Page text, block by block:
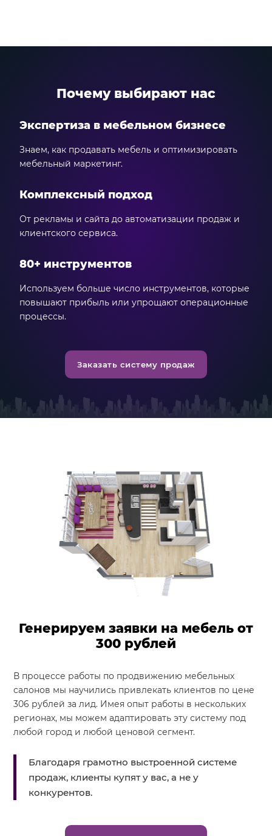
Почему выбирают нас
Экспертиза в мебельном бизнесе
Знаем, как продавать мебель и оптимизировать
мебельный маркетинг.
Комплексный подход
От рекламы и сайта до автоматизации продаж и
клиентского сервиса.
80+ инструментов
Используем больше число инструментов, которые
повышают прибыль или упрощают операционные
процессы.
Заказать систему продаж
Генерируем заявки на мебель от
300 рублей
В процессе работы по продвижению мебельных
салонов мы научились привлекать клиентов по цене
306 рублей за лид. Имея опыт работы в нескольких
регионах, мы можем адаптировать эту систему под
любой город и любой ценовой сегмент.
Благодаря грамотно выстроенной системе
продаж, клиенты купят у вас, а не у
конкурентов.